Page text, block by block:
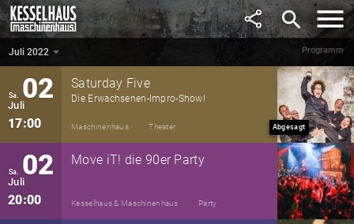
search
Programm
18:00 Kesselhaus Nachholtermin
Juli 2022
Sa. 02
Juli
17:00
Saturday Five
Die Erwachsenen-Impro-Show!
Maschinenhaus Theater Abgesagt
Sa. 02
Juli
20:00
Move iT! die 90er Party
Kesselhaus & Maschinenhaus Party
Juli 2022 ▼